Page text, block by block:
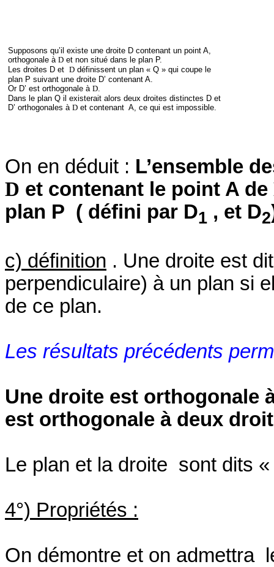
Supposons qu’il existe une droite D contenant un point A,
orthogonale à Det non situé dans le plan P.
Les droites D et Ddéfinissent un plan « Q » qui coupe le
plan P suivant une droite D’ contenant A.
Or D’ est orthogonale à D.
Dans le plan Q il existerait alors deux droites distinctes D et
D’ orthogonales à Det contenant A, ce qui est impossible.
On en déduit : L’ensemble
D et contenant le point A de
plan P ( défini par D1 , et D2
c) définition . Une droite est
perpendiculaire) à un plan si
de ce plan.
Les résultats précédents
Une droite est orthogonale
est orthogonale à deux
Le plan et la droite sont dits
4°) Propriétés :
On démontre et on admettra